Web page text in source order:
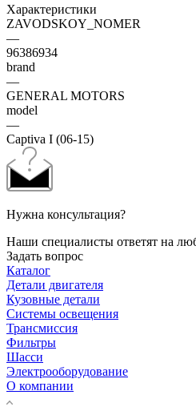
Характеристики
ZAVODSKOY_NOMER
—
96386934
brand
—
GENERAL MOTORS
model
—
Captiva I (06-15)
Нужна консультация?
Наши специалисты ответят на
Задать вопрос
Каталог
Детали двигателя
Кузовные детали
Системы освещения
Трансмиссия
Фильтры
Шасси
Электрооборудование
О компании